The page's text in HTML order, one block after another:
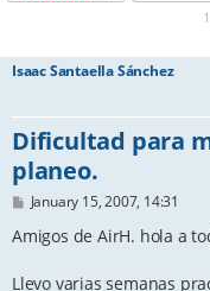
Isaac Santaella Sánchez
Dificultad para
planeo.
P
s
January 15, 2007, 14:31
Amigos de AirH. hola a
Llevo varias semanas